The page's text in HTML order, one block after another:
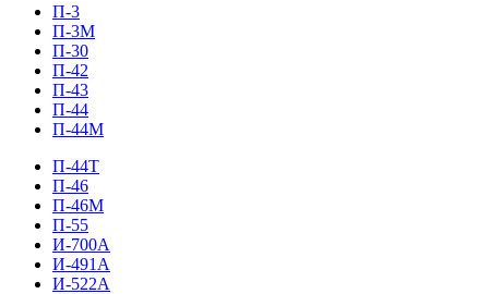
П-3
П-3М
П-30
П-42
П-43
П-44
П-44М
П-44Т
П-46
П-46М
П-55
И-700А
И-491А
И-522А